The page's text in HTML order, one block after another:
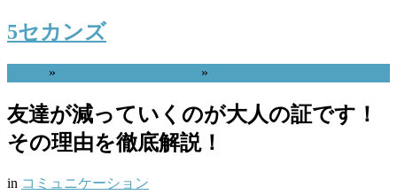
5セカンズ
» »
友達が減っていくのが大人の証です！
その理由を徹底解説！
in コミュニケーション